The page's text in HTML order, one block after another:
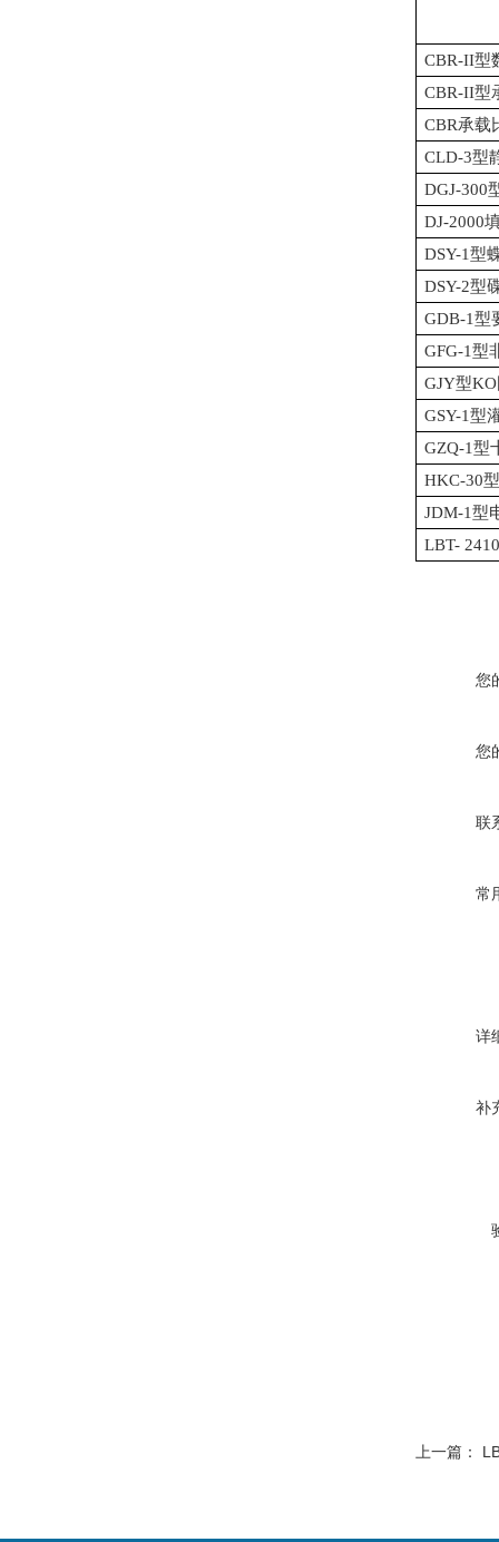
CBR-II型
CBR-II型
CBR承载
CLD-3型
DGJ-300
DJ-2000
DSY-1型
DSY-2型
GDB-1型
GFG-1型
GJY型
GSY-1型
GZQ-1型
HKC-30
JDM-1型
LBT-
您
您
联
常
详
补
上一篇：